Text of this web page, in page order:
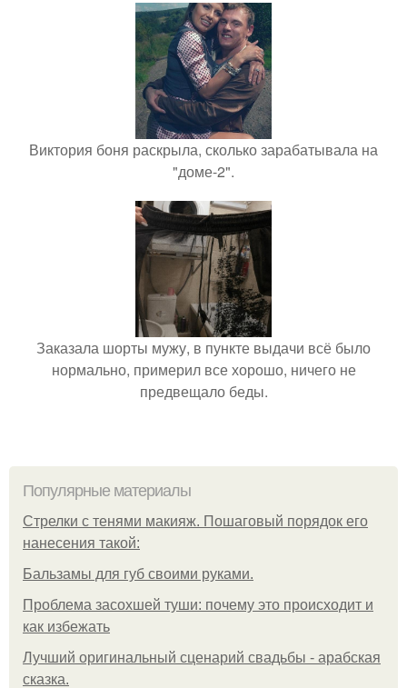
Виктория боня раскрыла, сколько зарабатывала на
"доме-2".
Заказала шорты мужу, в пункте выдачи всё было
нормально, примерил все хорошо, ничего не
предвещало беды.
Популярные материалы
Стрелки с тенями макияж. Пошаговый порядок его
нанесения такой:
Бальзамы для губ своими руками.
Проблема засохшей туши: почему это происходит и
как избежать
Лучший оригинальный сценарий свадьбы - арабская
сказка.